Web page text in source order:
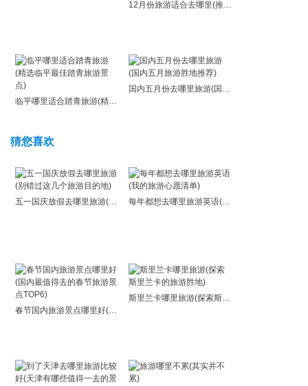
12月份旅游适合去哪里(推荐几个12月份旅游目的地)
临平哪里适合踏青旅游(精选临平最佳踏青旅游景点)
国内五月份去哪里旅游(国内五月旅游胜地推荐)
猜您喜欢
五一国庆放假去哪里旅游(别错过这几个旅游目的地) 每年都想去哪里旅游英语(我的旅游心愿清单)
春节国内旅游景点哪里好(国内最值得去的春节旅游景点TOP6)
斯里兰卡哪里旅游(探索斯里兰卡的旅游胜地)